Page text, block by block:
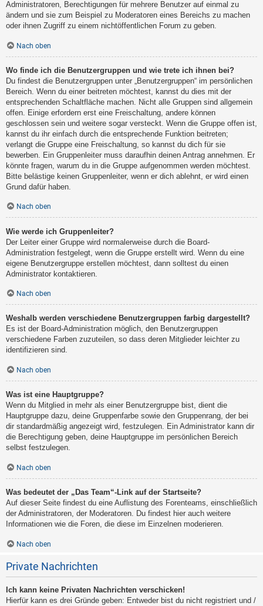
Administratoren, Berechtigungen für mehrere Benutzer auf einmal zu
ändern und sie zum Beispiel zu Moderatoren eines Bereichs zu machen
oder ihnen Zugriff zu einem nichtöffentlichen Forum zu geben.
Nach oben
Wo finde ich die Benutzergruppen und wie trete ich ihnen bei?
Du findest die Benutzergruppen unter „Benutzergruppen“ im persönlichen
Bereich. Wenn du einer beitreten möchtest, kannst du dies mit der
entsprechenden Schaltfläche machen. Nicht alle Gruppen sind allgemein
offen. Einige erfordern erst eine Freischaltung, andere können
geschlossen sein und weitere sogar versteckt. Wenn die Gruppe offen ist,
kannst du ihr einfach durch die entsprechende Funktion beitreten;
verlangt die Gruppe eine Freischaltung, so kannst du dich für sie
bewerben. Ein Gruppenleiter muss daraufhin deinen Antrag annehmen. Er
könnte fragen, warum du in die Gruppe aufgenommen werden möchtest.
Bitte belästige keinen Gruppenleiter, wenn er dich ablehnt, er wird einen
Grund dafür haben.
Nach oben
Wie werde ich Gruppenleiter?
Der Leiter einer Gruppe wird normalerweise durch die Board-
Administration festgelegt, wenn die Gruppe erstellt wird. Wenn du eine
eigene Benutzergruppe erstellen möchtest, dann solltest du einen
Administrator kontaktieren.
Nach oben
Weshalb werden verschiedene Benutzergruppen farbig dargestellt?
Es ist der Board-Administration möglich, den Benutzergruppen
verschiedene Farben zuzuteilen, so dass deren Mitglieder leichter zu
identifizieren sind.
Nach oben
Was ist eine Hauptgruppe?
Wenn du Mitglied in mehr als einer Benutzergruppe bist, dient die
Hauptgruppe dazu, deine Gruppenfarbe sowie den Gruppenrang, der bei
dir standardmäßig angezeigt wird, festzulegen. Ein Administrator kann dir
die Berechtigung geben, deine Hauptgruppe im persönlichen Bereich
selbst festzulegen.
Nach oben
Was bedeutet der „Das Team“-Link auf der Startseite?
Auf dieser Seite findest du eine Auflistung des Forenteams, einschließlich
der Administratoren, der Moderatoren. Du findest hier auch weitere
Informationen wie die Foren, die diese im Einzelnen moderieren.
Nach oben
Private Nachrichten
Ich kann keine Privaten Nachrichten verschicken!
Hierfür kann es drei Gründe geben: Entweder bist du nicht registriert und /